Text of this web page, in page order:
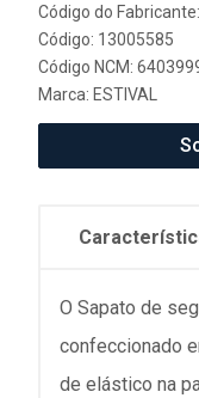
Código do
Código: 13005585
Código NCM:
Marca: ESTIVAL
O Sapato de
confeccionado
de elástico na